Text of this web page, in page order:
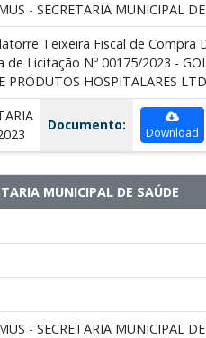
- SECRETARIA MUNICIPAL
Teixeira Fiscal de Compra
de Licitação Nº 00175/2023 -
PRODUTOS HOSPITALARES
Documento: Download
MUNICIPAL DE SAÚDE
- SECRETARIA MUNICIPAL